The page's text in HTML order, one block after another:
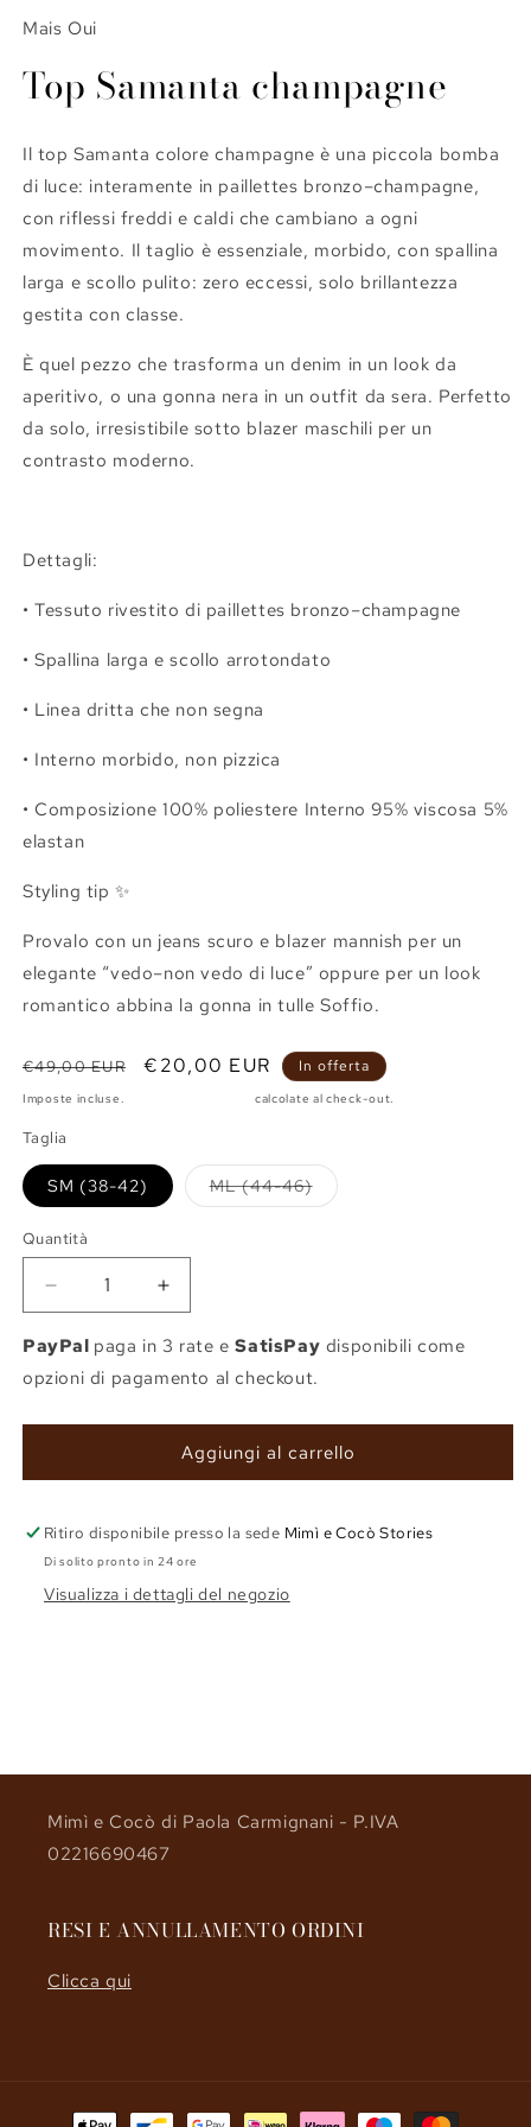
Mais Oui
Top Samanta champagne
Il top Samanta colore champagneè una piccola bomba
di luce: interamente in paillettes bronzo–champagne,
con riflessi freddi e caldi che cambiano a ogni
movimento. Il taglio è essenziale, morbido, con spallina
larga e scollo pulito: zero eccessi, solo brillantezza
gestita con classe.
È quel pezzo che trasforma un denim in un look da
aperitivo, o una gonna nera in un outfit da sera. Perfetto
da solo, irresistibile sotto blazer maschili per un
contrasto moderno.
Dettagli:
• Tessuto rivestito di paillettes bronzo–champagne
• Spallina larga e scollo arrotondato
• Linea dritta che non segna
• Interno morbido, non pizzica
• Composizione 100% poliestere Interno 95% viscosa 5%
elastan
Styling tip ✨
Provalo con un jeans scuro e blazer mannish per un
elegante “vedo–non vedo di luce” oppure per un look
romantico abbina la gonna in tulle Soffio.
Prezzo
di
€49,00 EUR
Prezzo
€20,00 EUR In offerta
Imposte incluse. calcolate al check-out.
Taglia
SM (38-42) ML (44-46)
Variante
Quantità
Diminuisci
quantità
per
Top
Samanta
champagne
Aumenta
quantità
per
Top
champagne
PayPal paga in 3 rate eSatisPay disponibili come
opzioni di pagamento al checkout.
Aggiungi al carrello
Ritiro disponibile presso la sede Mimì e Cocò Stories
Di solito pronto in 24 ore
Visualizza i dettagli del negozio
Mimì e Cocò di Paola Carmignani - P.IVA
02216690467
RESI E ANNULLAMENTO ORDINI
Clicca qui
Metodi